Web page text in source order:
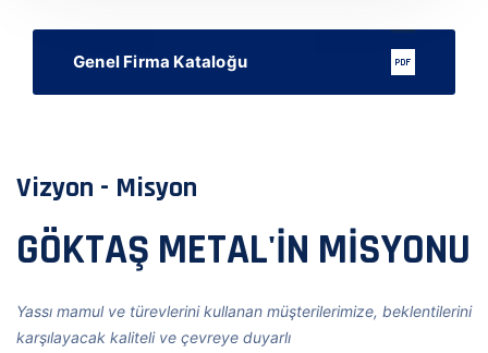
Genel Firma Kataloğu
Vizyon - Misyon
GÖKTAŞ METAL'İN MİSYONU
Yassı mamul ve türevlerini kullanan müşterilerimize, beklentilerini
karşılayacak kaliteli ve çevreye duyarlı